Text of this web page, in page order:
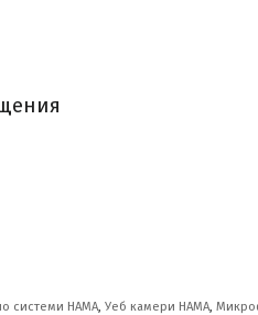
системи HAMA, Уеб камери HAMA,